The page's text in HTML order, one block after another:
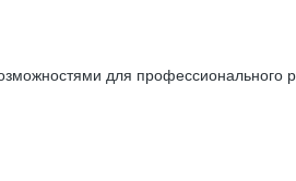
для профессионального